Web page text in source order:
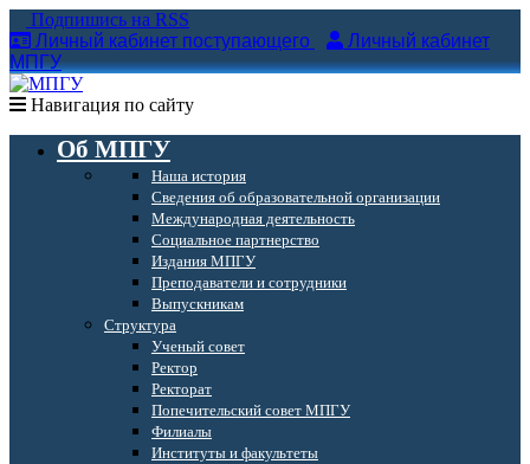
Подпишись на RSS
Личный кабинет поступающего
Личный кабинет
МПГУ
Навигация по сайту
Об МПГУ
Наша история
Сведения об образовательной организации
Международная деятельность
Социальное партнерство
Издания МПГУ
Преподаватели и сотрудники
Выпускникам
Структура
Ученый совет
Ректор
Ректорат
Попечительский совет МПГУ
Филиалы
Институты и факультеты